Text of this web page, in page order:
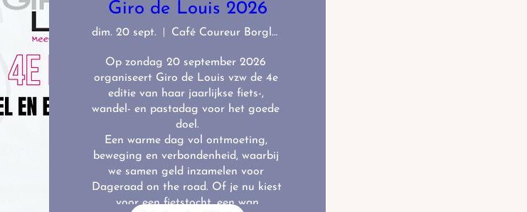
Giro de Louis 2026
dim. 20 sept. Café Coureur Borgloon
Op zondag 20 september 2026
organiseert Giro de Louis vzw de 4e
editie van haar jaarlijkse fiets-,
wandel- en pastadag voor het goede
doel.
Een warme dag vol ontmoeting,
beweging en verbondenheid, waarbij
we samen geld inzamelen voor
Dageraad on the road. Of je nu kiest
voor een fietstocht, een wan